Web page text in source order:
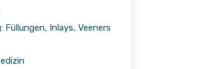
Füllungen, Inlays, Veeners